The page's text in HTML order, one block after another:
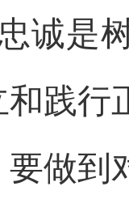
诚是
践行
做到